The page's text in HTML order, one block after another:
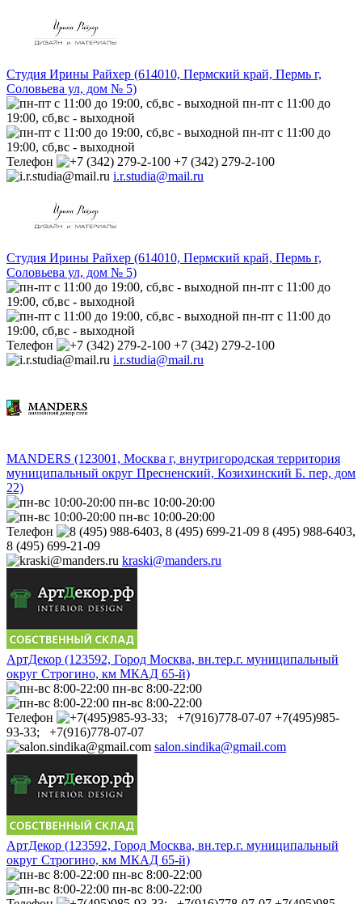
Студия Ирины Райхер (614010, Пермский край, Пермь г,
Соловьева ул, дом № 5)
пн-пт с 11:00 до
19:00, сб,вс - выходной
пн-пт с 11:00 до
19:00, сб,вс - выходной
Телефон
+7 (342) 279-2-100
i.r.studia@mail.ru
Студия Ирины Райхер (614010, Пермский край, Пермь г,
Соловьева ул, дом № 5)
пн-пт с 11:00 до
19:00, сб,вс - выходной
пн-пт с 11:00 до
19:00, сб,вс - выходной
Телефон
+7 (342) 279-2-100
i.r.studia@mail.ru
MANDERS (123001, Москва г, внутригородская территория
муниципальный округ Пресненский, Козихинский Б. пер, дом
22)
пн-вс 10:00-20:00
пн-вс 10:00-20:00
Телефон
8 (495) 988-6403,
8 (495) 699-21-09
kraski@manders.ru
АртДекор (123592, Город Москва, вн.тер.г. муниципальный
округ Строгино, км МКАД 65-й)
пн-вс 8:00-22:00
пн-вс 8:00-22:00
Телефон
+7(495)985-
93-33; +7(916)778-07-07
salon.sindika@gmail.com
АртДекор (123592, Город Москва, вн.тер.г. муниципальный
округ Строгино, км МКАД 65-й)
пн-вс 8:00-22:00
пн-вс 8:00-22:00